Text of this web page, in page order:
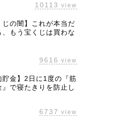
10113 view
じの闇】これが本当だ
、もう宝くじは買わな
9616 view
貯金】2日に1度の『筋
』で寝たきりを防止し
6737 view